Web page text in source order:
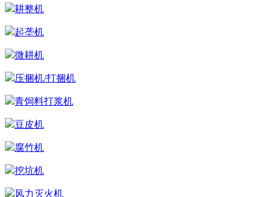
除草机/锄草机
耕整机
起垄机
微耕机
压捆机/打捆机
青饲料打浆机
豆皮机
腐竹机
挖坑机